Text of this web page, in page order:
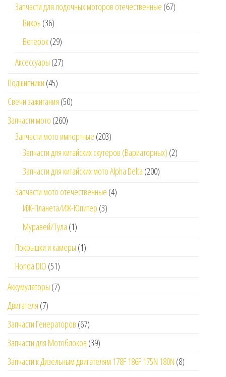
Запчасти для лодочных моторов отечественные (67)
Вихрь (36)
Ветерок(29)
Аксессуары (27)
Подшипники (45)
Свечи зажигания (50)
Запчасти мото (260)
Запчасти мото импортные (203)
Запчасти для китайских скутеров (Вариаторных) (2)
Запчасти для китайских мото Alpha Delta (200)
Запчасти мото отечественные (4)
ИЖ-Планета/ИЖ-Юпитер (3)
Муравей/Тула (1)
Покрышки и камеры (1)
Honda DIO (51)
Аккумуляторы (7)
Двигателя (7)
Запчасти Генераторов (67)
Запчасти для Мотоблоков (39)
Запчасти к Дизельным двигателям 178F 186F 175N 180N (8)